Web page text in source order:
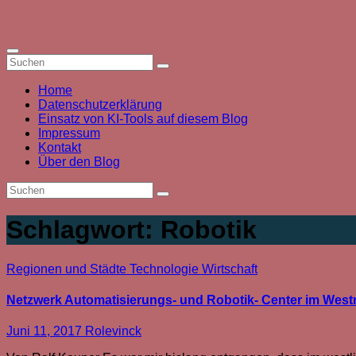
springen
Home
Datenschutzerklärung
Einsatz von KI-Tools auf diesem Blog
Impressum
Kontakt
Über den Blog
Schlagwort: Robotik
Regionen und Städte Technologie Wirtschaft
Netzwerk Automatisierungs- und Robotik- Center im
Juni 11, 2017 Rolevinck